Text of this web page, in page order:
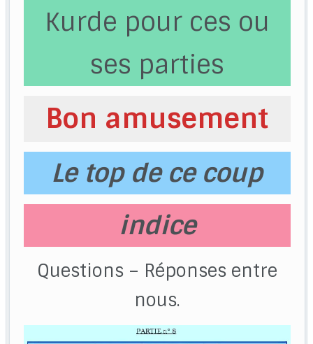
Kurde pour ces ou
ses parties
Bon amusement
Le top de ce coup
indice
Questions – Réponses entre
nous.